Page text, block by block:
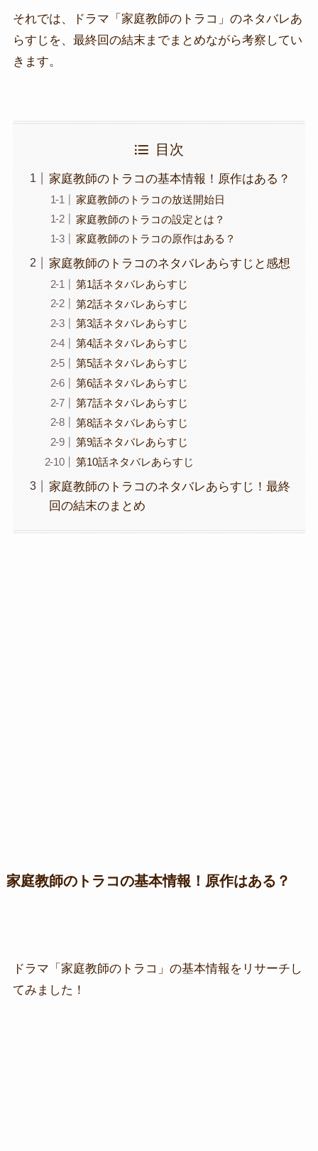
それでは、ドラマ「家庭教師のトラコ」のネタバレあ
らすじを、最終回の結末までまとめながら考察してい
きます。
目次
家庭教師のトラコの基本情報！原作はある？
家庭教師のトラコの放送開始日
家庭教師のトラコの設定とは？
家庭教師のトラコの原作はある？
家庭教師のトラコのネタバレあらすじと感想
第1話ネタバレあらすじ
第2話ネタバレあらすじ
第3話ネタバレあらすじ
第4話ネタバレあらすじ
第5話ネタバレあらすじ
第6話ネタバレあらすじ
第7話ネタバレあらすじ
第8話ネタバレあらすじ
第9話ネタバレあらすじ
第10話ネタバレあらすじ
家庭教師のトラコのネタバレあらすじ！最終
回の結末のまとめ
家庭教師のトラコの基本情報！原作はある？
ドラマ「家庭教師のトラコ」の基本情報をリサーチし
てみました！